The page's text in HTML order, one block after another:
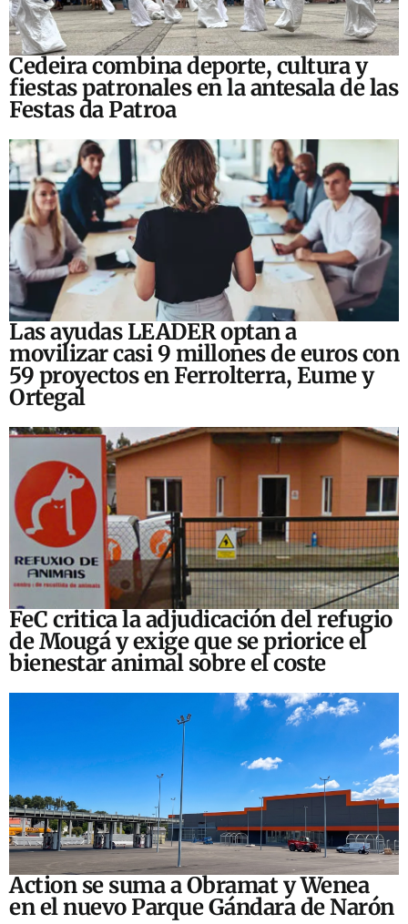
Cedeira combina deporte, cultura y
fiestas patronales en la antesala de las
Festas da Patroa
Las ayudas LEADER optan a
movilizar casi 9 millones de euros con
59 proyectos en Ferrolterra, Eume y
Ortegal
FeC critica la adjudicación del refugio
de Mougá y exige que se priorice el
bienestar animal sobre el coste
Action se suma a Obramat y Wenea
en el nuevo Parque Gándara de Narón